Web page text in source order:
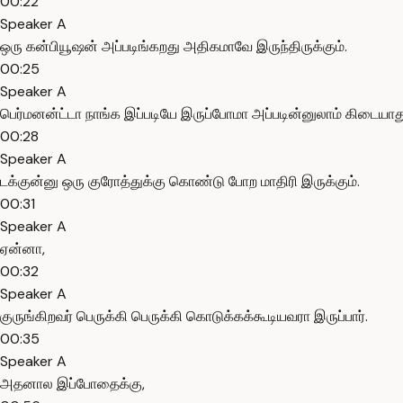
Speaker A
ஒரு கன்பியூஷன் அப்படிங்கறது அதிகமாவே இருந்திருக்கும்.
00:25
Speaker A
பெர்மனன்ட்டா நாங்க இப்படியே இருப்போமா அப்படின்னுலாம்
00:28
Speaker A
டக்குன்னு ஒரு குரோத்துக்கு கொண்டு போற மாதிரி இருக்கும்.
00:31
Speaker A
ஏன்னா,
00:32
Speaker A
குருங்கிறவர் பெருக்கி பெருக்கி கொடுக்கக்கூடியவரா இருப்பார்.
00:35
Speaker A
அதனால இப்போதைக்கு,